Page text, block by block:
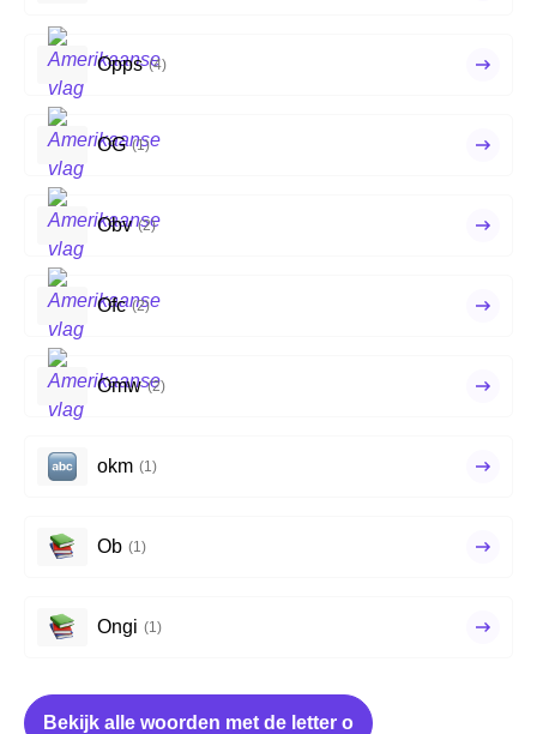
Opps (4)
OG (1)
Obv (2)
Ofc (2)
Omw (2)
okm (1)
Ob (1)
Ongi (1)
Bekijk alle woorden met de letter o